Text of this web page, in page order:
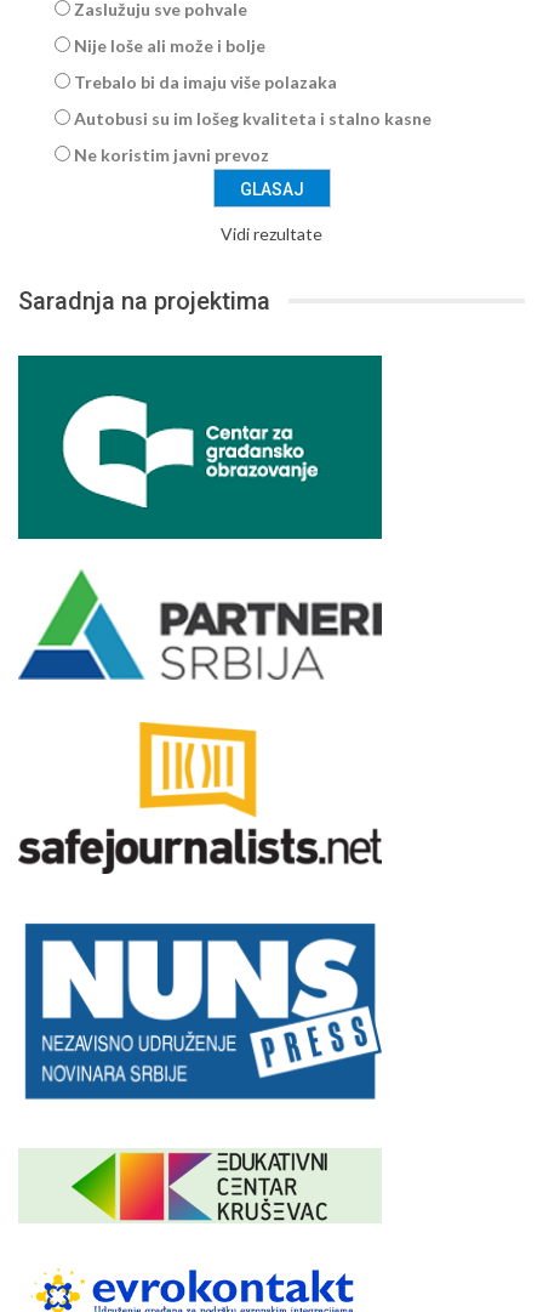
Zaslužuju sve pohvale
Nije loše ali može i bolje
Trebalo bi da imaju više polazaka
Autobusi su im lošeg kvaliteta i stalno kasne
Ne koristim javni prevoz
Vidi rezultate
Saradnja na projektima